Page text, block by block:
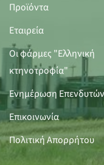
Προϊόντα
Εταιρεία
Οι φάρμες "Ελληνική
κτηνοτροφία"
Ενημέρωση Επενδυτών
Επικοινωνία
Πολιτική Απορρήτου